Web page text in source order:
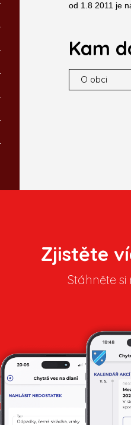
od 1.8 2011 je
Kam
O obci
Zjistěte
Stáhněte